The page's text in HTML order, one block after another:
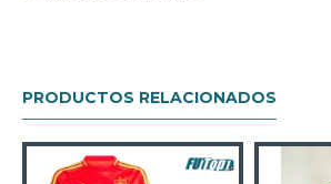
PRODUCTOS RELACIONADOS